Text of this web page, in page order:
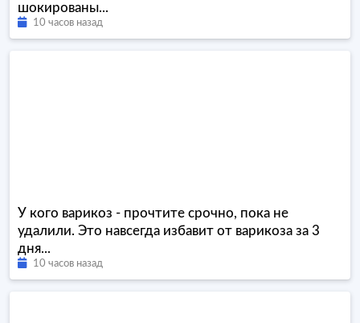
шокированы...
10 часов назад
У кого варикоз - прочтите срочно, пока не
удалили. Это навсегда избавит от варикоза за 3
дня...
10 часов назад